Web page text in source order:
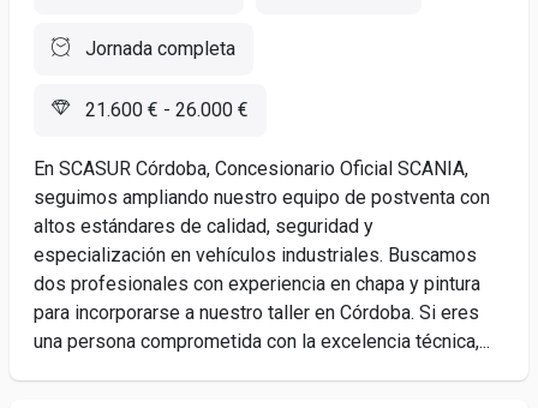
Jornada completa
21.600 € - 26.000 €
En SCASUR Córdoba, Concesionario Oficial SCANIA,
seguimos ampliando nuestro equipo de postventa con
altos estándares de calidad, seguridad y
especialización en vehículos industriales. Buscamos
dos profesionales con experiencia en chapa y pintura
para incorporarse a nuestro taller en Córdoba. Si eres
una persona comprometida con la excelencia técnica,...